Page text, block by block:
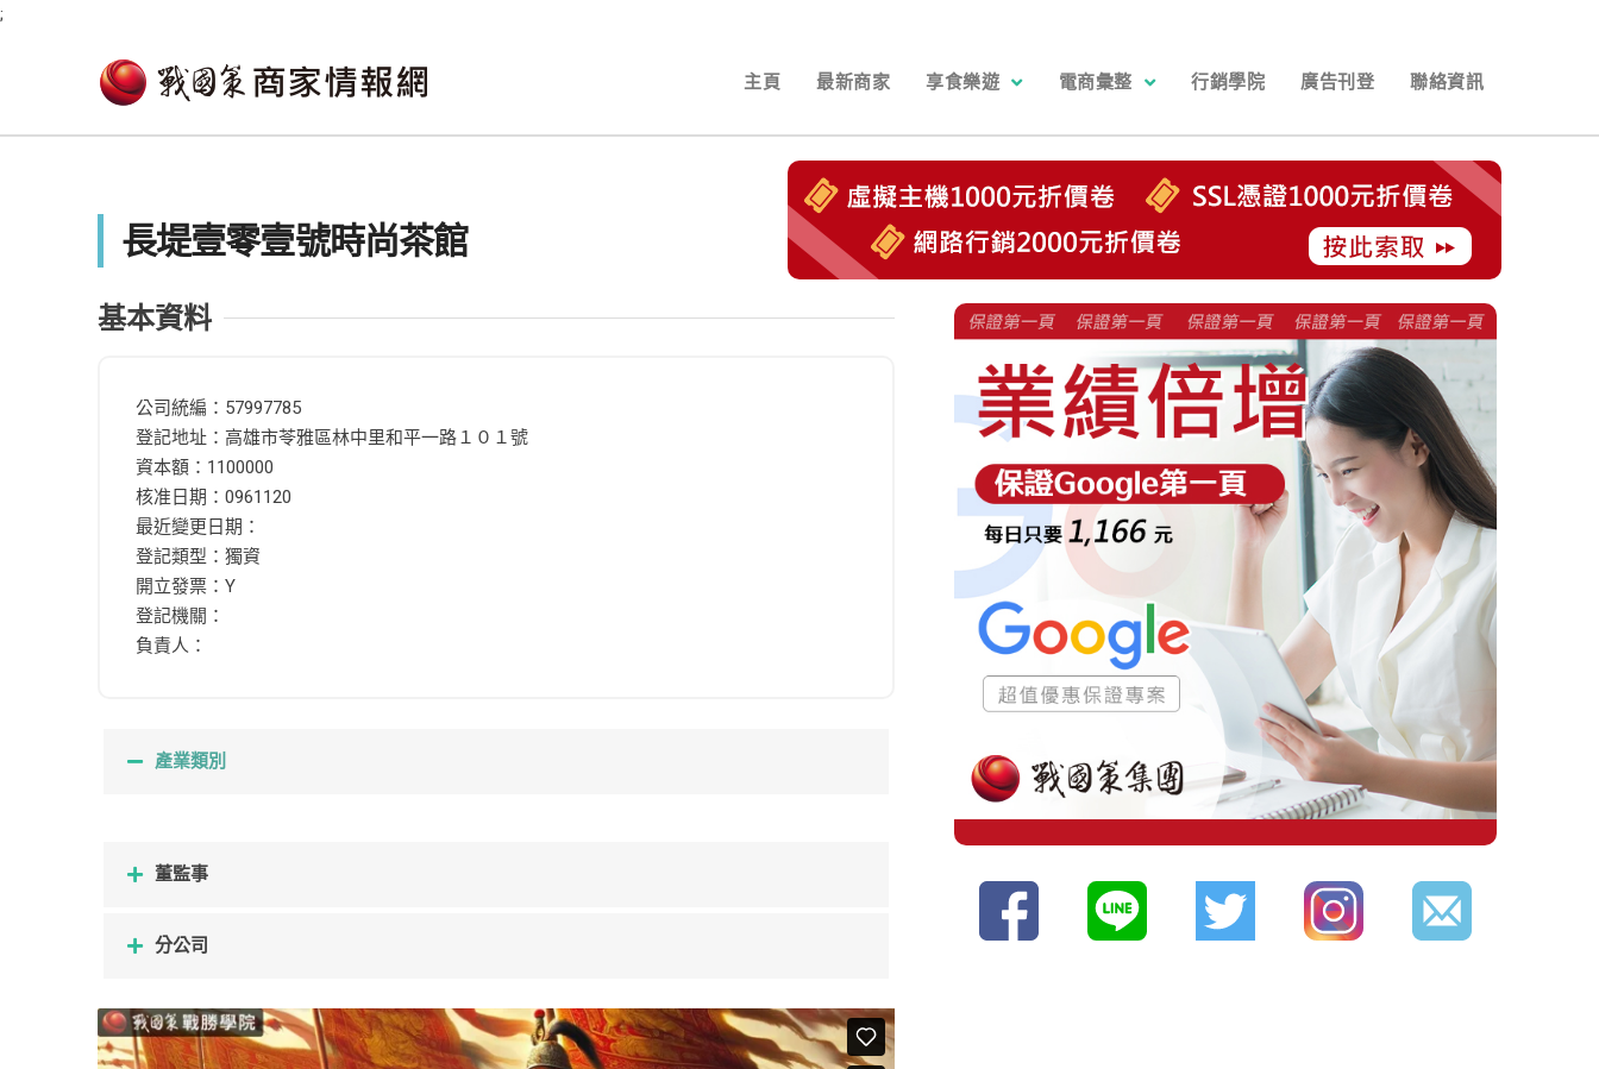
;
主頁 最新商家 享食樂遊 電商彙整 行銷學院 廣告刊登 聯絡資訊
長堤壹零壹號時尚茶館
基本資料
公司統編：57997785
登記地址：高雄市苓雅區林中里和平一路１０１號
資本額：1100000
核准日期：0961120
最近變更日期：
登記類型：獨資
開立發票：Y
登記機關：
負責人：
產業類別
董監事
分公司